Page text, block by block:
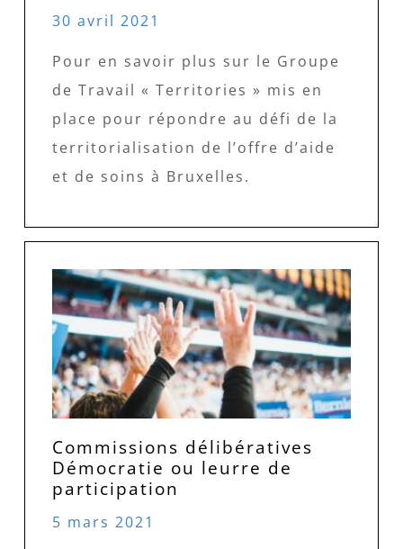
30 avril 2021
Pour en savoir plus sur le Groupe
de Travail « Territories » mis en
place pour répondre au défi de la
territorialisation de l’offre d’aide
et de soins à Bruxelles.
Commissions délibératives
Démocratie ou leurre de
participation
5 mars 2021